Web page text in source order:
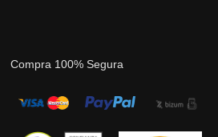
Compra 100% Segura